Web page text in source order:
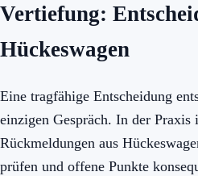
Vertiefung:
Hückeswagen
Eine tragfähige Entscheidung
einzigen Gespräch. In der Praxis
Rückmeldungen aus
prüfen und offene Punkte